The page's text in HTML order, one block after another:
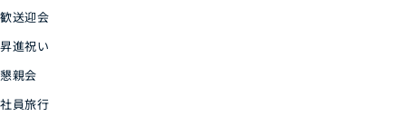
歓送迎会
昇進祝い
懇親会
社員旅行